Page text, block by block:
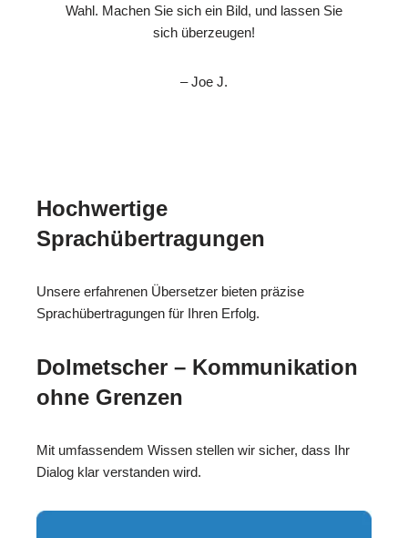
Wahl. Machen Sie sich ein Bild, und lassen Sie
sich überzeugen!
– Joe J.
Hochwertige
Sprachübertragungen
Unsere erfahrenen Übersetzer bieten präzise
Sprachübertragungen für Ihren Erfolg.
Dolmetscher – Kommunikation
ohne Grenzen
Mit umfassendem Wissen stellen wir sicher, dass Ihr
Dialog klar verstanden wird.